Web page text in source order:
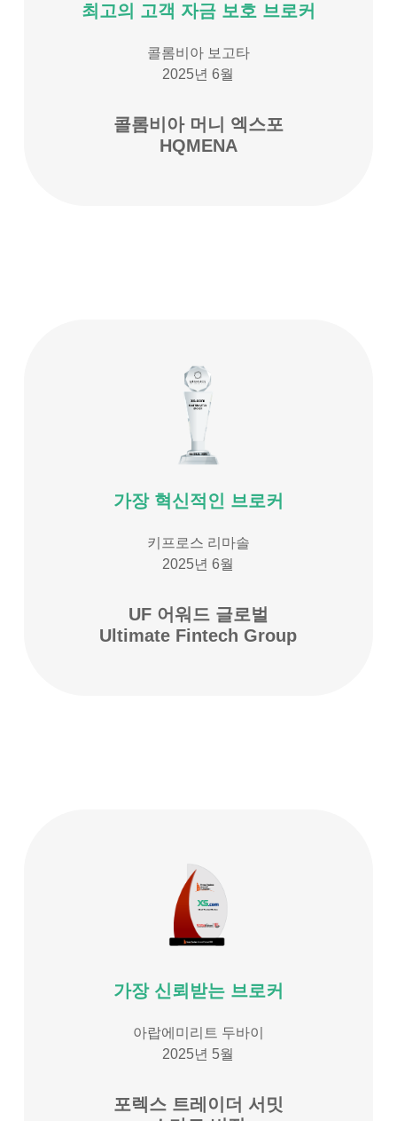
최고의 고객 자금 보호 브로커
콜롬비아 보고타
2025년 6월
콜롬비아 머니 엑스포
HQMENA
가장 혁신적인 브로커
키프로스 리마솔
2025년 6월
UF 어워드 글로벌
Ultimate Fintech Group
가장 신뢰받는 브로커
아랍에미리트 두바이
2025년 5월
포렉스 트레이더 서밋